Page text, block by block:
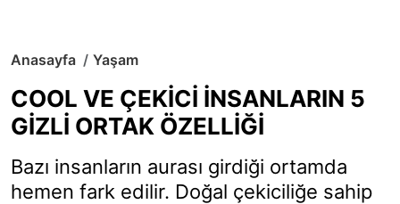
Anasayfa Yaşam
COOL VE ÇEKİCİ İNSANLARIN 5
GİZLİ ORTAK ÖZELLİĞİ
Bazı insanların aurası girdiği ortamda
hemen fark edilir. Doğal çekiciliğe sahip